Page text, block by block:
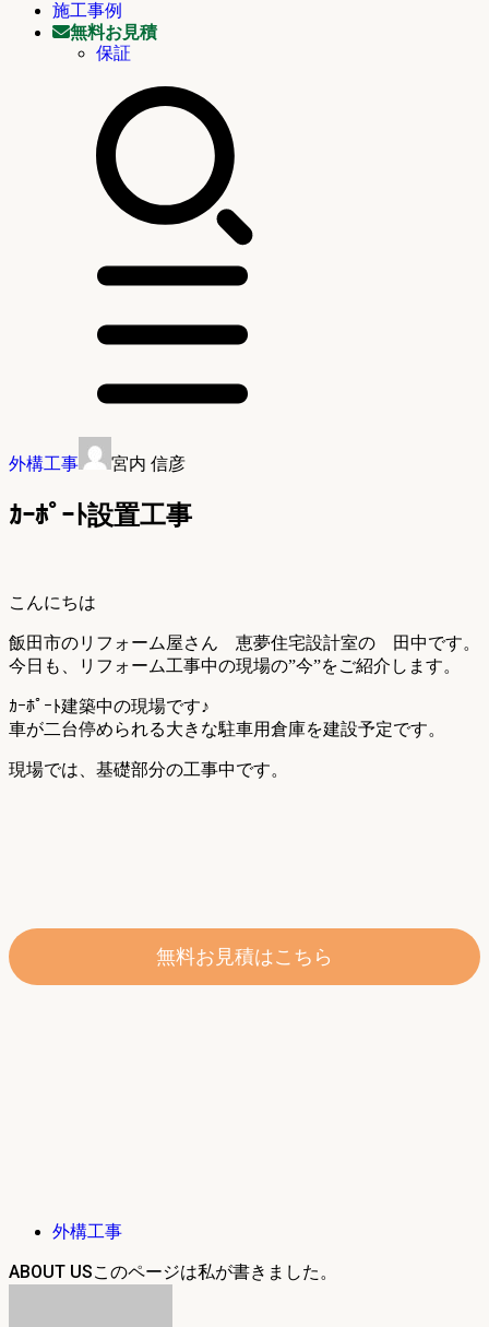
施工事例
無料お見積
保証
外構工事 宮内 信彦
ｶｰﾎﾟｰﾄ設置工事
こんにちは
飯田市のリフォーム屋さん 恵夢住宅設計室の 田中です。
今日も、リフォーム工事中の現場の”今”をご紹介します。
ｶｰﾎﾟｰﾄ建築中の現場です♪
車が二台停められる大きな駐車用倉庫を建設予定です。
現場では、基礎部分の工事中です。
無料お見積はこちら
外構工事
ABOUT US